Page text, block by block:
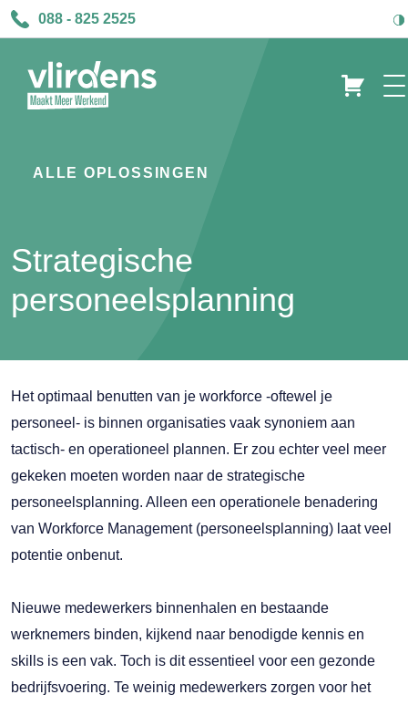
088 - 825 2525
ALLE OPLOSSINGEN
Strategische
personeelsplanning
Het optimaal benutten van je workforce -oftewel je
personeel- is binnen organisaties vaak synoniem aan
tactisch- en operationeel plannen. Er zou echter veel meer
gekeken moeten worden naar de strategische
personeelsplanning. Alleen een operationele benadering
van Workforce Management (personeelsplanning) laat veel
potentie onbenut.
Nieuwe medewerkers binnenhalen en bestaande
werknemers binden, kijkend naar benodigde kennis en
skills is een vak. Toch is dit essentieel voor een gezonde
bedrijfsvoering. Te weinig medewerkers zorgen voor het